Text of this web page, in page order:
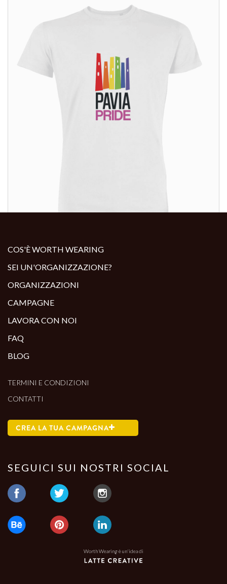
COS'È WORTH WEARING
SEI UN'ORGANIZZAZIONE?
ORGANIZZAZIONI
CAMPAGNE
LAVORA CON NOI
FAQ
BLOG
TERMINI E CONDIZIONI
CONTATTI
CREA LA TUA CAMPAGNA
SEGUICI SUI NOSTRI SOCIAL
Worth Wearing è un'idea di